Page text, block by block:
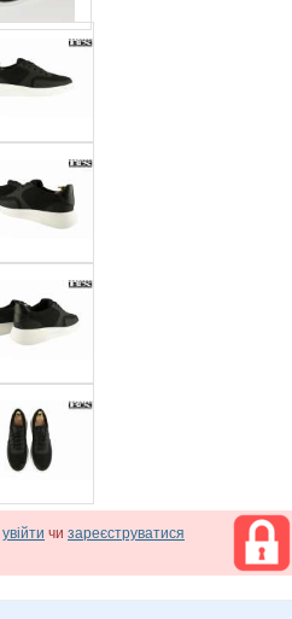
увійти чи зареєструватися